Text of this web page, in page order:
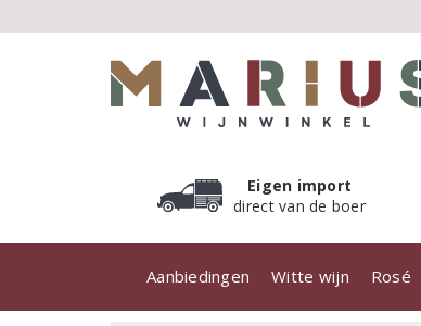
Eigen import
direct van de boer
Aanbiedingen Witte wijn Rosé